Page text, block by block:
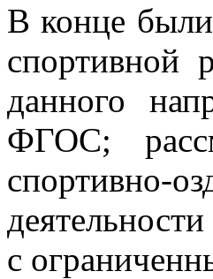
В конце
спортивной
данного
ФГОС;
спортивно-
с